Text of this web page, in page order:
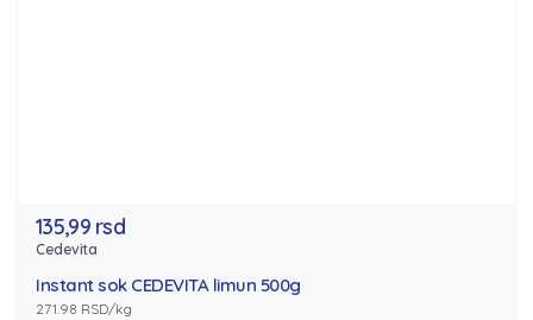
135,99 rsd
Cedevita
Instant sok CEDEVITA limun 500g
271.98 RSD/kg